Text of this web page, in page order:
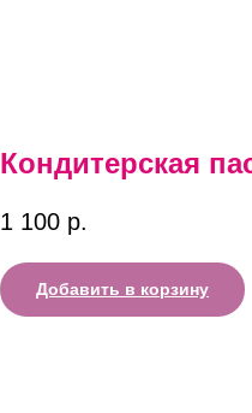
Кондитерская
1 100 р.
Добавить в корзину